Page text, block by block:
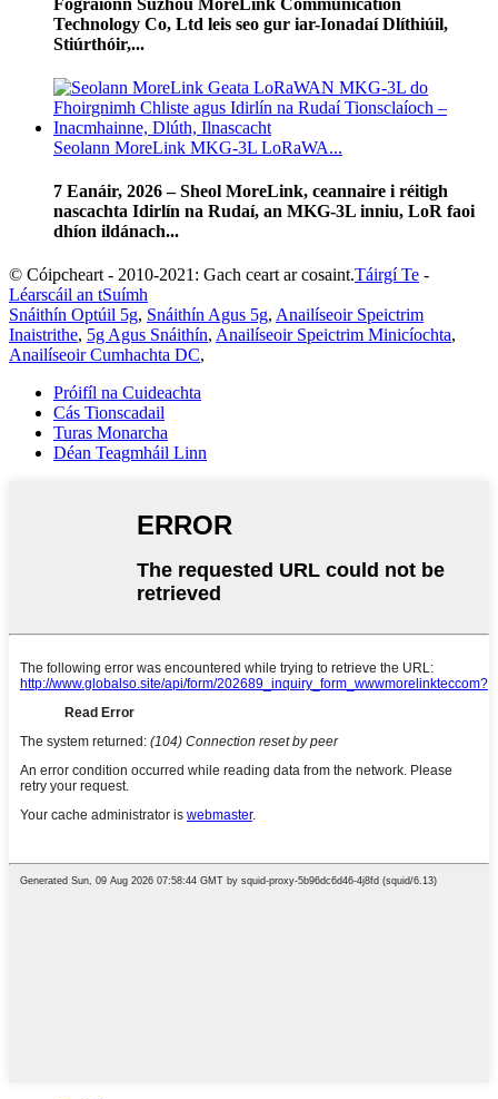
Technology Co, Ltd leis seo gur iar-Ionadaí Dlíthiúil,
Stiúrthóir,...
Seolann MoreLink MKG-3L LoRaWA...
7 Eanáir, 2026 – Sheol MoreLink, ceannaire i réitigh
nascachta Idirlín na Rudaí, an MKG-3L inniu, LoR faoi
dhíon ildánach...
© Cóipcheart - 2010-2021: Gach ceart ar cosaint.Táirgí Te -
Léarscáil an tSuímh
Snáithín Optúil 5g, Snáithín Agus 5g, Anailíseoir Speictrim
Inaistrithe, 5g Agus Snáithín, Anailíseoir Speictrim Minicíochta,
Anailíseoir Cumhachta DC,
Próifíl na Cuideachta
Cás Tionscadail
Turas Monarcha
Déan Teagmháil Linn